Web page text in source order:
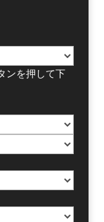
ンを押して下